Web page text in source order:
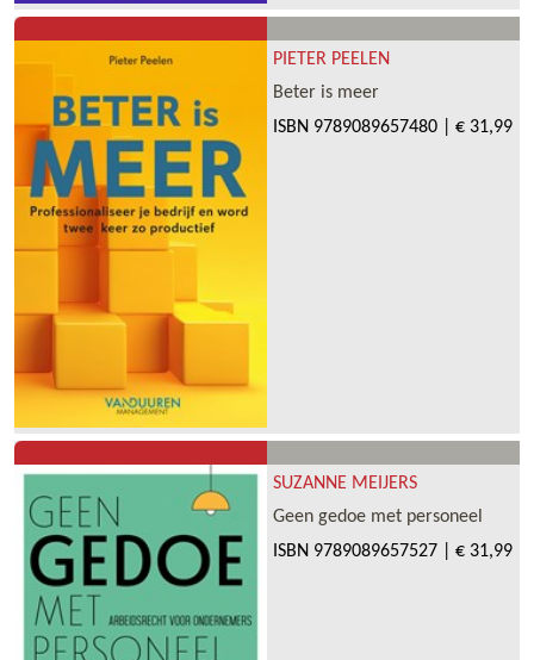
PIETER PEELEN
Beter is meer
ISBN 9789089657480 € 31,99
SUZANNE MEIJERS
Geen gedoe met personeel
ISBN 9789089657527 € 31,99